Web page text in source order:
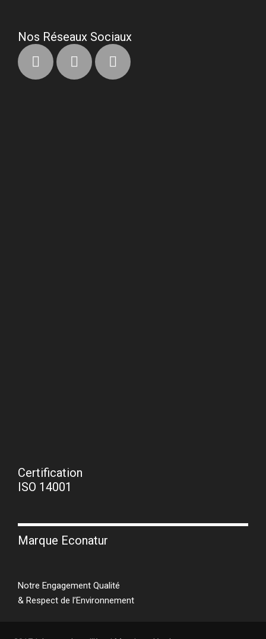
Nos Réseaux Sociaux
Certification
ISO 14001
Marque Econatur
Notre Engagement Qualité
& Respect de l’Environnement